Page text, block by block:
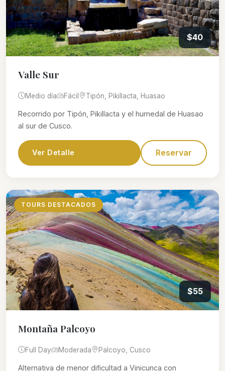
$40
Valle Sur
Medio día Fácil Tipón, Pikillacta, Huasao
Recorrido por Tipón, Pikillacta y el humedal de Huasao
al sur de Cusco.
Ver Detalle Reservar
TOURS DESTACADOS
$55
Montaña Palcoyo
Full Day Moderada Palcoyo, Cusco
Alternativa de menor dificultad a Vinicunca con